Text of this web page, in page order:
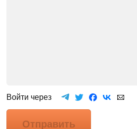
Войти через
Отправить